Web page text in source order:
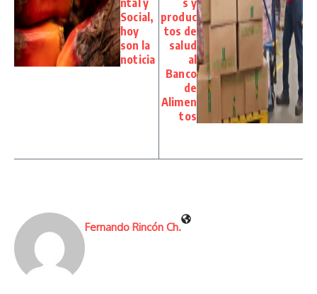
ntal y
Social,
hoy
son la
noticia
s y
produc
tos de
salud
al
Banco
de
Alimen
tos
Fernando Rincón Ch.